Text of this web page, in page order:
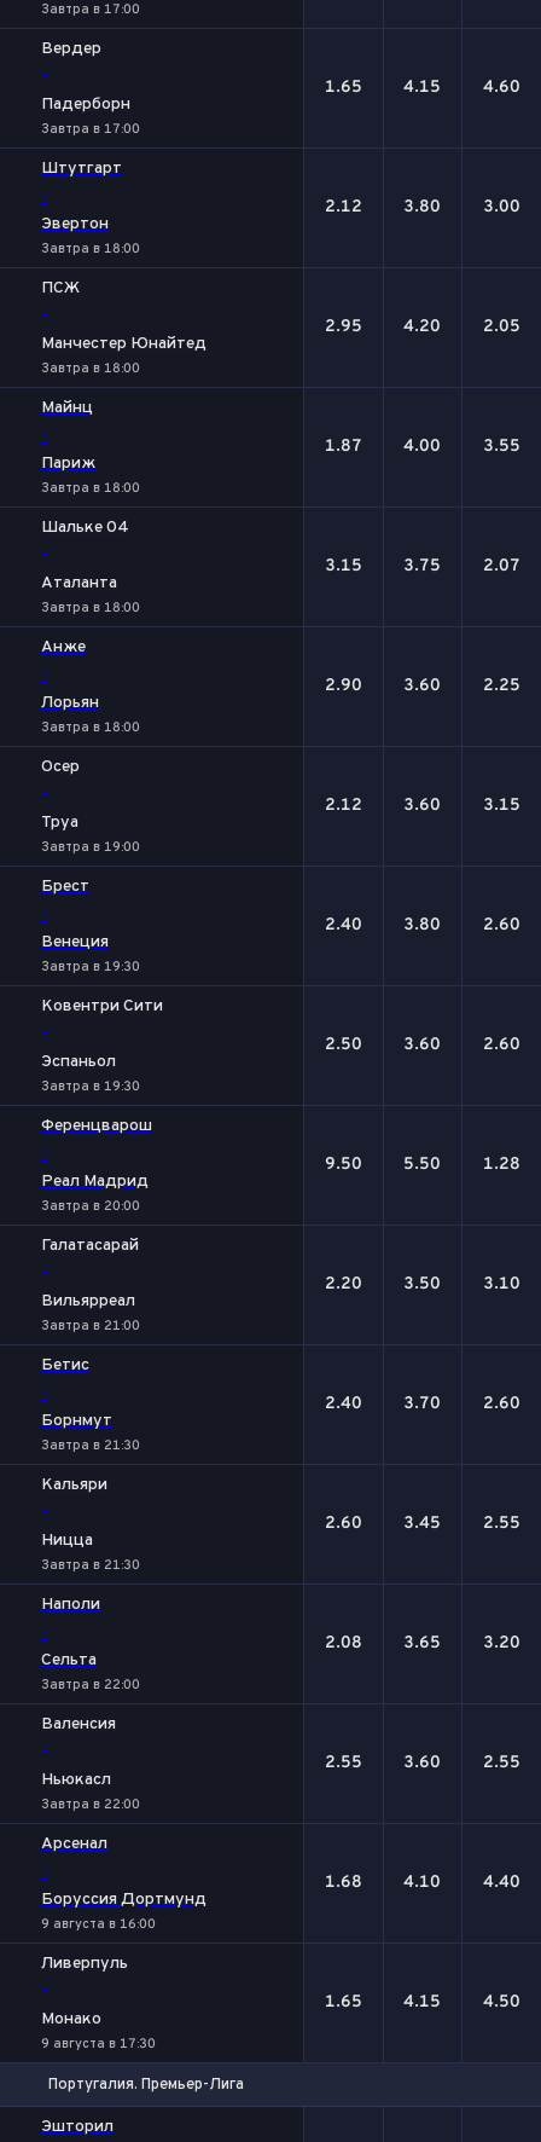
Завтра в 17:00
Вердер
-
Падерборн
Завтра в 17:00
1.65 4.15 4.60
Штутгарт
-
Эвертон
Завтра в 18:00
2.12 3.80 3.00
ПСЖ
-
Манчестер Юнайтед
Завтра в 18:00
2.95 4.20 2.05
Майнц
-
Париж
Завтра в 18:00
1.87 4.00 3.55
Шальке 04
-
Аталанта
Завтра в 18:00
3.15 3.75 2.07
Анже
-
Лорьян
Завтра в 18:00
2.90 3.60 2.25
Осер
-
Труа
Завтра в 19:00
2.12 3.60 3.15
Брест
-
Венеция
Завтра в 19:30
2.40 3.80 2.60
Ковентри Сити
-
Эспаньол
Завтра в 19:30
2.50 3.60 2.60
Ференцварош
-
Реал Мадрид
Завтра в 20:00
9.50 5.50 1.28
Галатасарай
-
Вильярреал
Завтра в 21:00
2.20 3.50 3.10
Бетис
-
Борнмут
Завтра в 21:30
2.40 3.70 2.60
Кальяри
-
Ницца
Завтра в 21:30
2.60 3.45 2.55
Наполи
-
Сельта
Завтра в 22:00
2.08 3.65 3.20
Валенсия
-
Ньюкасл
Завтра в 22:00
2.55 3.60 2.55
Арсенал
-
Боруссия Дортмунд
9 августа в 16:00
1.68 4.10 4.40
Ливерпуль
-
Монако
9 августа в 17:30
1.65 4.15 4.50
Португалия. Премьер-Лига
Эшторил